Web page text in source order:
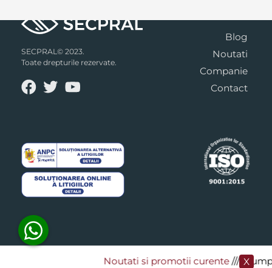
Noutati si promotii curente​/// X
SECPRAL© 2023.
Toate drepturile rezervate.
Blog
Noutati
Companie
Contact